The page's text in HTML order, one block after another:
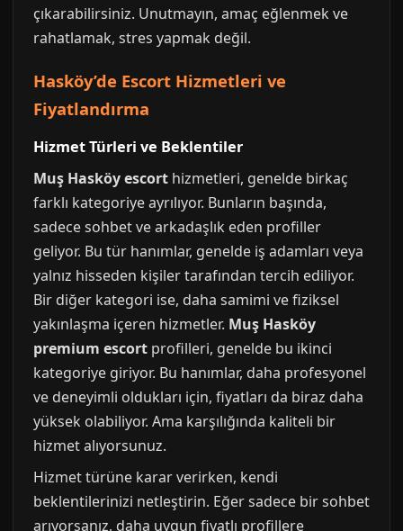
çıkarabilirsiniz. Unutmayın, amaç eğlenmek ve
rahatlamak, stres yapmak değil.
Hasköy’de Escort Hizmetleri ve
Fiyatlandırma
Hizmet Türleri ve Beklentiler
Muş Hasköy escort hizmetleri, genelde birkaç
farklı kategoriye ayrılıyor. Bunların başında,
sadece sohbet ve arkadaşlık eden profiller
geliyor. Bu tür hanımlar, genelde iş adamları veya
yalnız hisseden kişiler tarafından tercih ediliyor.
Bir diğer kategori ise, daha samimi ve fiziksel
yakınlaşma içeren hizmetler. Muş Hasköy
premium escort profilleri, genelde bu ikinci
kategoriye giriyor. Bu hanımlar, daha profesyonel
ve deneyimli oldukları için, fiyatları da biraz daha
yüksek olabiliyor. Ama karşılığında kaliteli bir
hizmet alıyorsunuz.
Hizmet türüne karar verirken, kendi
beklentilerinizi netleştirin. Eğer sadece bir sohbet
arıyorsanız, daha uygun fiyatlı profillere